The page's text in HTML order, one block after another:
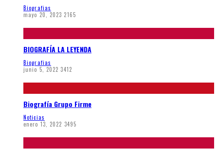
Biografias
mayo 20, 2023 2165
BIOGRAFÍA LA LEYENDA
Biografias
junio 5, 2022 3412
Biografía Grupo Firme
Noticias
enero 13, 2022 3495